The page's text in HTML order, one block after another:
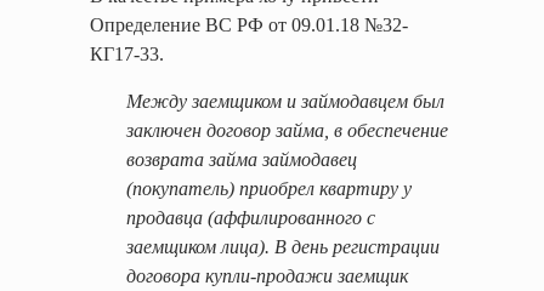
Определение ВС РФ от 09.01.18 №32-
КГ17-33.
Между заемщиком и займодавцем был
заключен договор займа, в обеспечение
возврата займа займодавец
(покупатель) приобрел квартиру у
продавца (аффилированного с
заемщиком лица). В день регистрации
договора купли-продажи заемщик